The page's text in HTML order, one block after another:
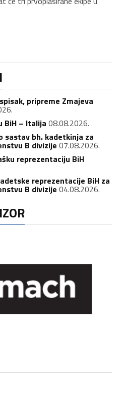
pripreme Zmajeva
BiH – Italija 08.08.2026.
sastav bh. kadetkinja za
B divizije 07.08.2026.
reprezentaciju BiH
reprezentacije BiH za
B divizije 04.08.2026.